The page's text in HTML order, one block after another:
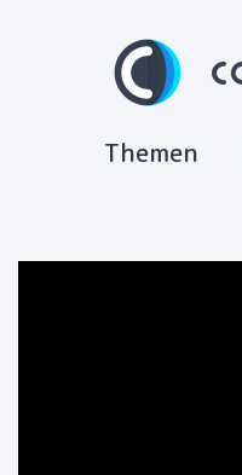
Themen